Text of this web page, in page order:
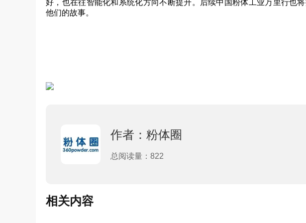
好，也在往智能化和系统化方向不断提升。后续中国粉体工业万里行也
他们的故事。
作者：粉体圈
总阅读量：822
相关内容